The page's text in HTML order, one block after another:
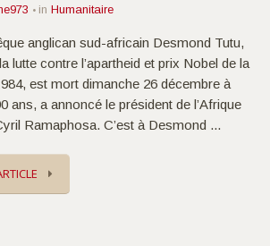
in Humanitaire
anglican sud-africain Desmond Tutu,
lutte contre l’apartheid et prix Nobel de la
est mort dimanche 26 décembre à
ans, a annoncé le président de l’Afrique
Ramaphosa. C’est à Desmond ...